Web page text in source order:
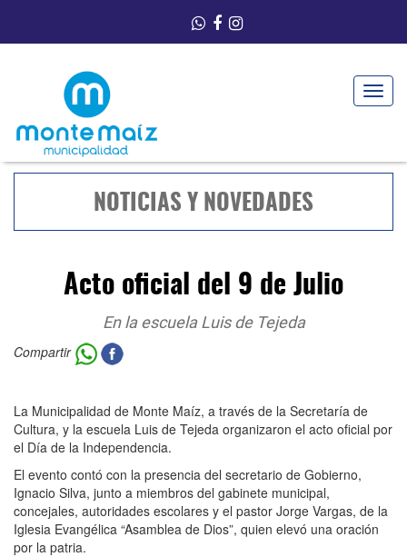
Toggle
NOTICIAS Y NOVEDADES
Acto oficial del 9 de Julio
En la escuela Luis de Tejeda
Compartir
La Municipalidad de Monte Maíz, a través de la Secretaría de
Cultura, y la escuela Luis de Tejeda organizaron el acto oficial por
el Día de la Independencia.
El evento contó con la presencia del secretario de Gobierno,
Ignacio Silva, junto a miembros del gabinete municipal,
concejales, autoridades escolares y el pastor Jorge Vargas, de la
Iglesia Evangélica “Asamblea de Dios”, quien elevó una oración
por la patria.